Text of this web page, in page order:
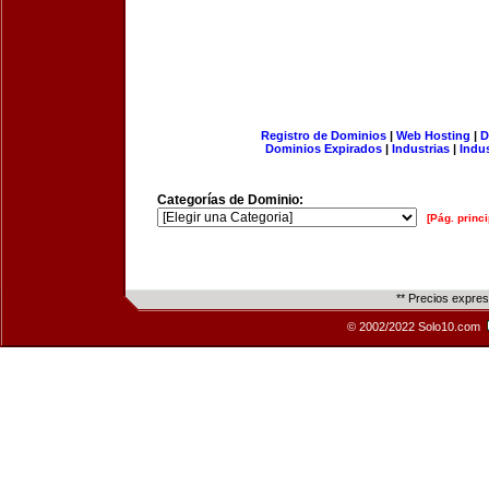
Registro de Dominios| Web Hosting |
Dominios Expirados | Industrias |
Categorías de Dominio:
[Pág.
** Precios
© 2002/2022 Solo10.com